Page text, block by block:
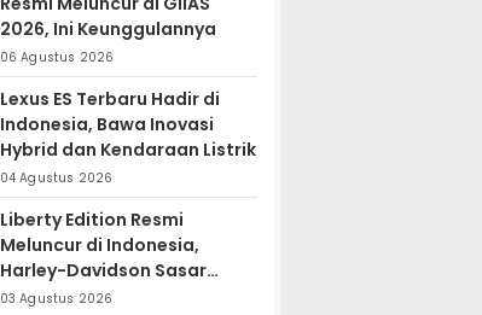
2026, Ini Keunggulannya
06 Agustus 2026
Lexus ES Terbaru Hadir di
Indonesia, Bawa Inovasi
Hybrid dan Kendaraan Listrik
04 Agustus 2026
Liberty Edition Resmi
Meluncur di Indonesia,
Harley-Davidson Sasar
Kolektor Motor Premium
03 Agustus 2026